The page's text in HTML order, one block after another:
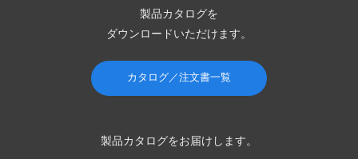
製品カタログを
ダウンロードいただけます。
カタログ／注文書一覧
製品カタログをお届けします。